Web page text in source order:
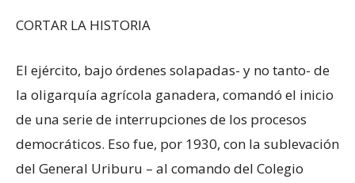
CORTAR LA HISTORIA
El ejército, bajo órdenes solapadas- y no tanto- de
la oligarquía agrícola ganadera, comandó el inicio
de una serie de interrupciones de los procesos
democráticos. Eso fue, por 1930, con la sublevación
del General Uriburu – al comando del Colegio